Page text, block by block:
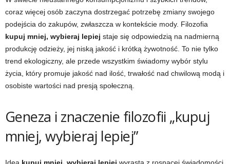
coraz więcej osób zaczyna dostrzegać potrzebę zmiany swojego
podejścia do zakupów, zwłaszcza w kontekście mody. Filozofia
kupuj mniej, wybieraj lepiej staje się odpowiedzią na nadmierną
produkcję odzieży, jej niską jakość i krótką żywotność. To nie tylko
trend ekologiczny, ale przede wszystkim świadomy wybór stylu
życia, który promuje jakość nad ilość, trwałość nad chwilową modą i
osobiste wartości nad presją społeczną.
Geneza i znaczenie filozofii „kupuj
mniej, wybieraj lepiej”